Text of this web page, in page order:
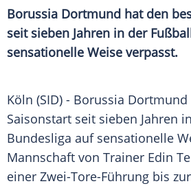
Borussia Dortmund hat den
seit sieben Jahren in der
sensationelle Weise verpasst.
Köln (SID) - Borussia
Saisonstart seit sieben Jahren
Bundesliga auf sensationelle
Mannschaft von Trainer Edin
einer Zwei-Tore-Führung bis